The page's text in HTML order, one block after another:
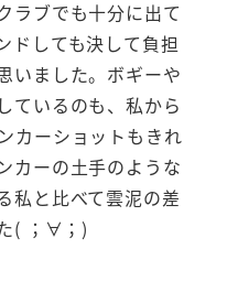
ラブでも十分に出て
ドしても決して負担
いました。ボギーや
ているのも、私から
カーショットもきれ
カーの土手のような
私と比べて雲泥の差
( ；∀；)